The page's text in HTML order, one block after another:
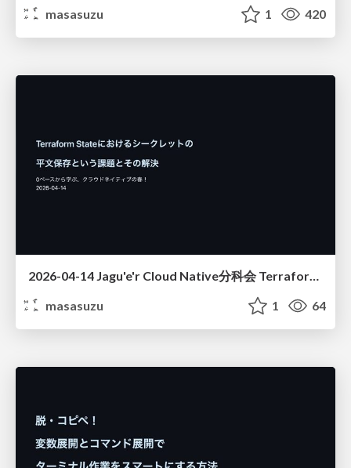
masasuzu
1 420
2026-04-14 Jagu'e'r Cloud Native分科会 Terraform Stateにおけるシークレットの平文保存という課題とその解決
masasuzu
1 64